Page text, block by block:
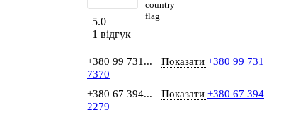
5.0
1 відгук
+380 99 731... Показати +380 99 731
7370
+380 67 394...
Показати +380 67 394
2279